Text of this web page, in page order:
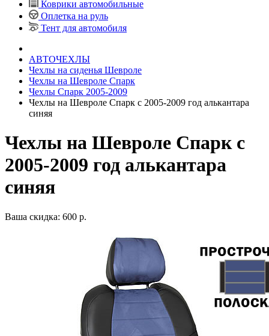
Коврики автомобильные
Оплетка на руль
Тент для автомобиля
АВТОЧЕХЛЫ
Чехлы на сиденья Шевроле
Чехлы на Шевроле Спарк
Чехлы Спарк 2005-2009
Чехлы на Шевроле Спарк с 2005-2009 год алькантара
синяя
Чехлы на Шевроле Спарк с
2005-2009 год алькантара
синяя
Ваша скидка: 600 р.